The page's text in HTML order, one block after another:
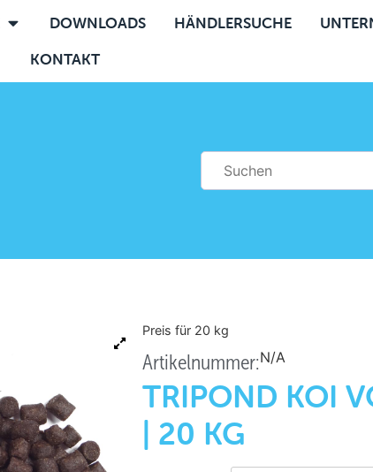
DOWNLOADS HÄNDLERSUCHE
KONTAKT
Preis für 20 kg
Artikelnummer:N/A
TRIPOND KOI
| 20 KG